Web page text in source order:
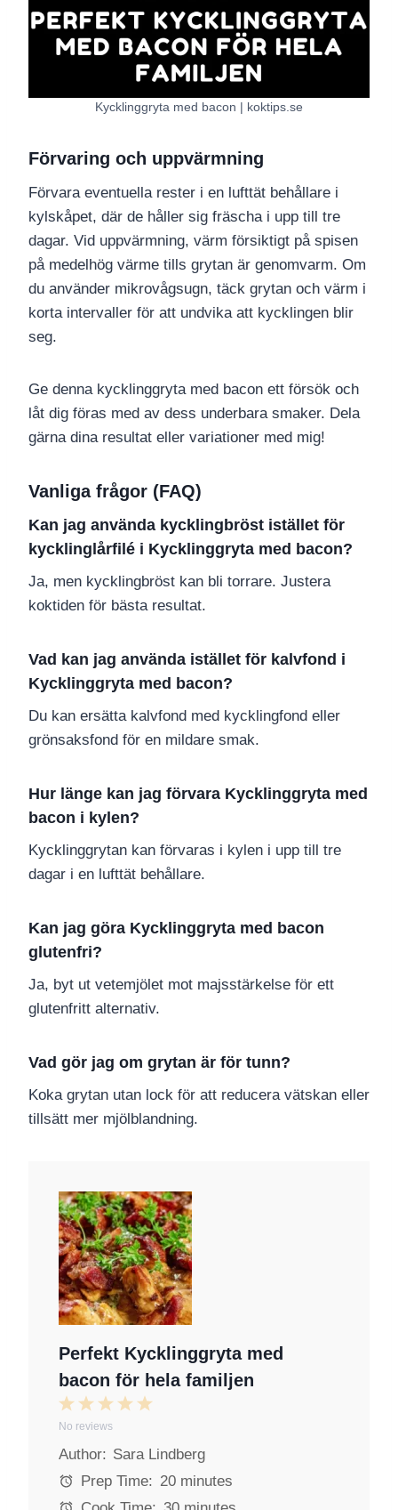
Kycklinggryta med bacon | koktips.se
Förvaring och uppvärmning
Förvara eventuella rester i en lufttät behållare i
kylskåpet, där de håller sig fräscha i upp till tre
dagar. Vid uppvärmning, värm försiktigt på spisen
på medelhög värme tills grytan är genomvarm. Om
du använder mikrovågsugn, täck grytan och värm i
korta intervaller för att undvika att kycklingen blir
seg.
Ge denna kycklinggryta med bacon ett försök och
låt dig föras med av dess underbara smaker. Dela
gärna dina resultat eller variationer med mig!
Vanliga frågor (FAQ)
Kan jag använda kycklingbröst istället för
kycklinglårfilé i Kycklinggryta med bacon?
Ja, men kycklingbröst kan bli torrare. Justera
koktiden för bästa resultat.
Vad kan jag använda istället för kalvfond i
Kycklinggryta med bacon?
Du kan ersätta kalvfond med kycklingfond eller
grönsaksfond för en mildare smak.
Hur länge kan jag förvara Kycklinggryta med
bacon i kylen?
Kycklinggrytan kan förvaras i kylen i upp till tre
dagar i en lufttät behållare.
Kan jag göra Kycklinggryta med bacon
glutenfri?
Ja, byt ut vetemjölet mot majsstärkelse för ett
glutenfritt alternativ.
Vad gör jag om grytan är för tunn?
Koka grytan utan lock för att reducera vätskan eller
tillsätt mer mjölblandning.
Perfekt Kycklinggryta med
bacon för hela familjen
5
t
r
4
t
a
r
3
t
a
r
2
S
t
a
r
1
S
t
a
No reviews
Author: Sara Lindberg
Prep Time: 20 minutes